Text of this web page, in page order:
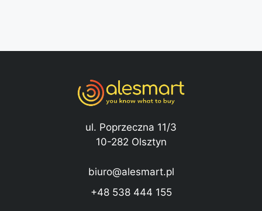
ul. Poprzeczna 11/3
10-282 Olsztyn
biuro@alesmart.pl
+48 538 444 155